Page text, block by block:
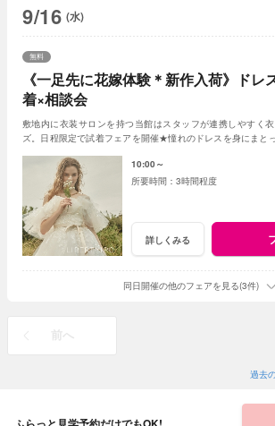
9/16 (水)
《一足先に花嫁体験＊新作入荷》ドレ
着×相談会
無料
敷地内に衣装サロンを持つ当館はスタッフが連携しやすく
ズ。日程限定で試着フェアを開催★憧れのドレスを身にまと
10:00～
3時間程度
詳しくみる
同日開催の他のフェアを見る(3件)
前へ
過去